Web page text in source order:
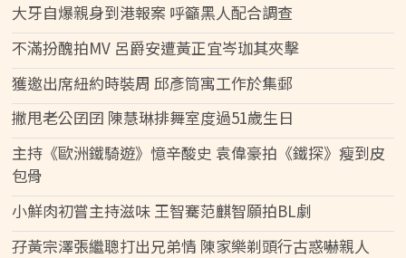
大牙自爆親身到港報案 呼籲黑人配合調查
不滿扮醜拍MV 呂爵安遭黃正宜岑珈其夾擊
獲邀出席紐約時裝周 邱彥筒寓工作於集郵
撇甩老公囝囝 陳慧琳排舞室度過51歲生日
主持《歐洲鐵騎遊》憶辛酸史 袁偉豪拍《鐵探》瘦到皮
包骨
小鮮肉初嘗主持滋味 王智騫范麒智願拍BL劇
孖黃宗澤張繼聰打出兄弟情 陳家樂剃頭行古惑嚇親人